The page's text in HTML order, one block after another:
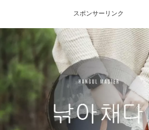
スポンサーリンク